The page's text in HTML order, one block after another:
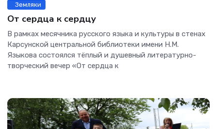
Земляки
От сердца к сердцу
В рамках месячника русского языка и культуры в стенах
Карсунской центральной библиотеки имени Н.М.
Языкова состоялся тёплый и душевный литературно-
творческий вечер «От сердца к